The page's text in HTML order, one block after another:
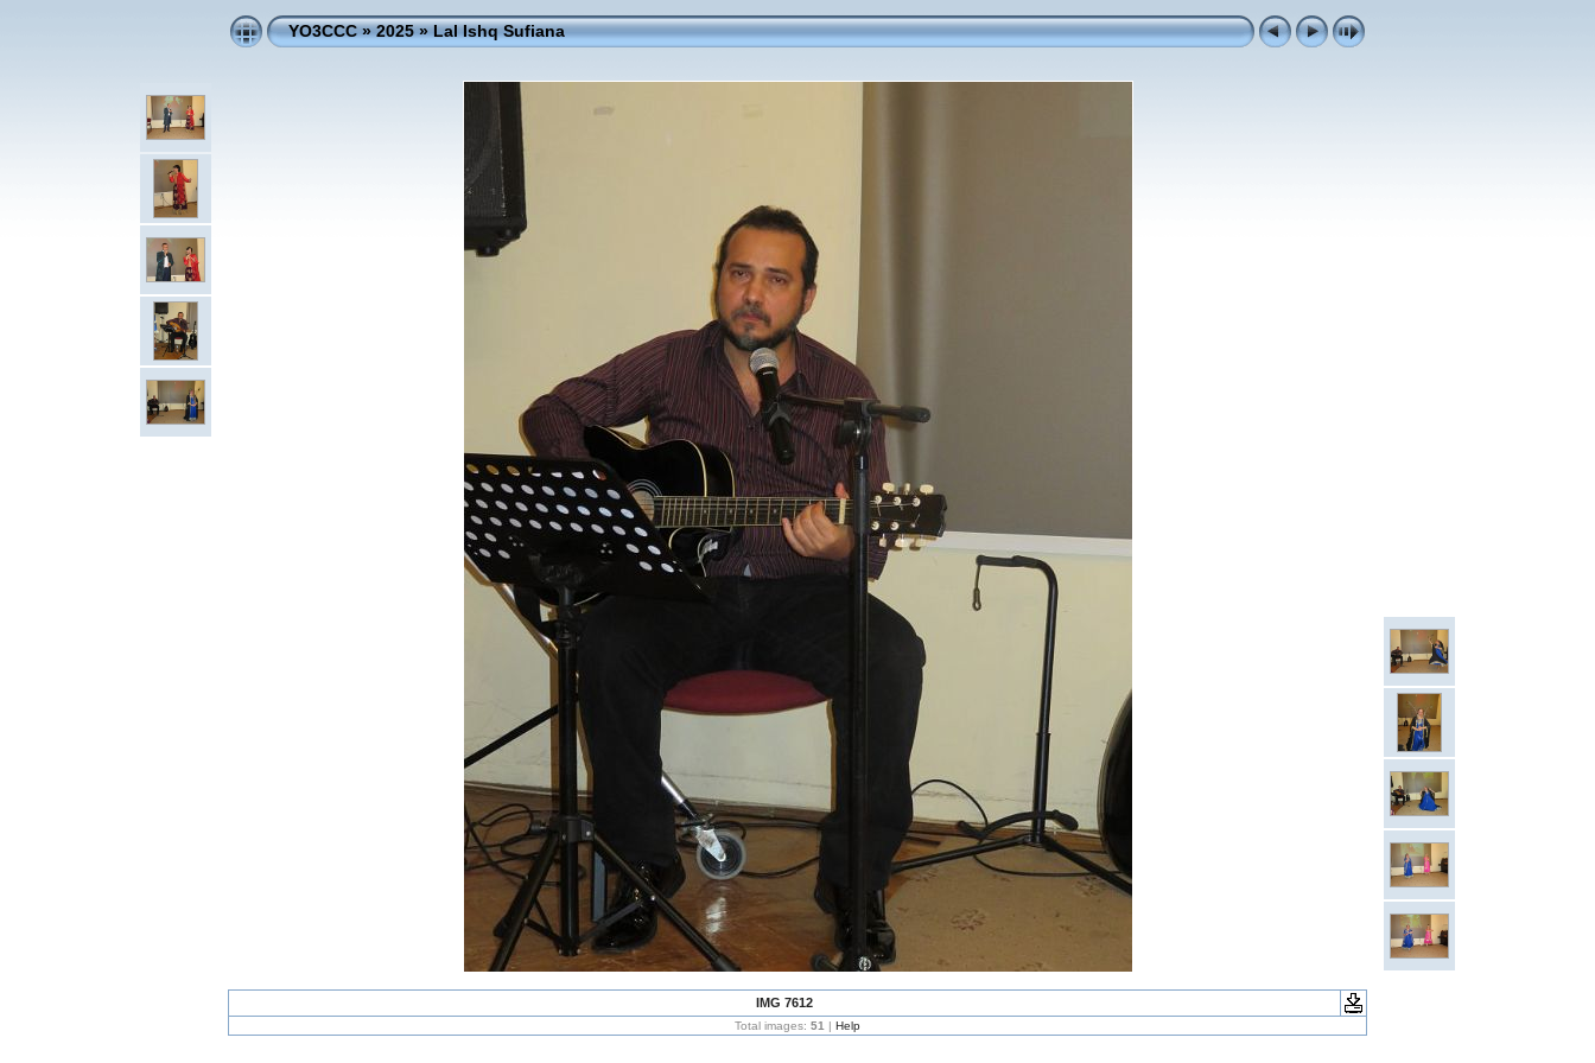
YO3CCC»2025»Lal Ishq Sufiana
IMG 7612
Total images: 51 | Help